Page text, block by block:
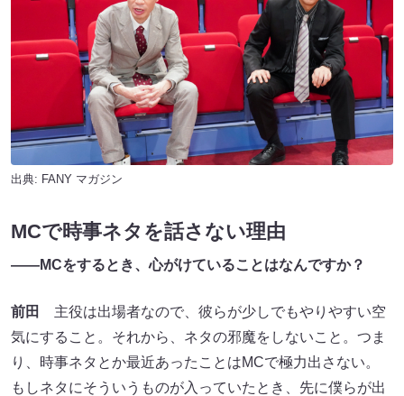
出典: FANY マガジン
MCで時事ネタを話さない理由
――MCをするとき、心がけていることはなんですか？
前田
主役は出場者なので、彼らが少しでもやりやすい空
気にすること。それから、ネタの邪魔をしないこと。つま
り、時事ネタとか最近あったことはMCで極力出さない。
もしネタにそういうものが入っていたとき、先に僕らが出